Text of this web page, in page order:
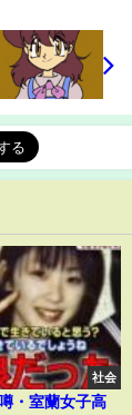
社会
・室蘭女子高